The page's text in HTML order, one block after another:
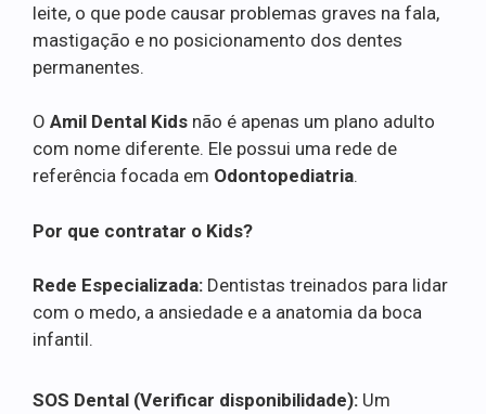
leite, o que pode causar problemas graves na fala,
mastigação e no posicionamento dos dentes
permanentes.
O Amil Dental Kids não é apenas um plano adulto
com nome diferente. Ele possui uma rede de
referência focada em Odontopediatria.
Por que contratar o Kids?
Rede Especializada: Dentistas treinados para lidar
com o medo, a ansiedade e a anatomia da boca
infantil.
SOS Dental (Verificar disponibilidade): Um